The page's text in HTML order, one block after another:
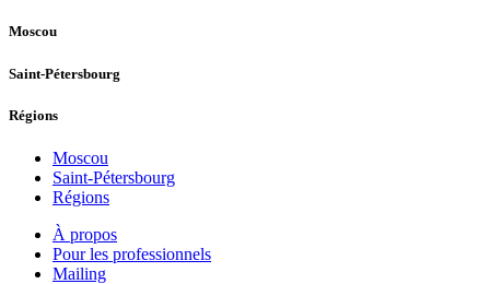
Moscou
Saint-Pétersbourg
Régions
Moscou
Saint-Pétersbourg
Régions
À propos
Pour les professionnels
Mailing